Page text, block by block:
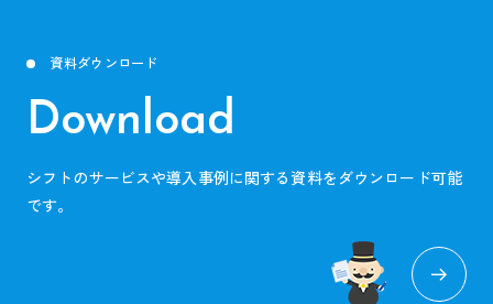
資料ダウンロード
Download
シフトのサービスや導入事例に関する資料をダウンロード可能
です。